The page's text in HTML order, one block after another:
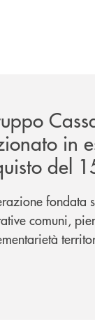
in
del
1884
fondata
comuni,